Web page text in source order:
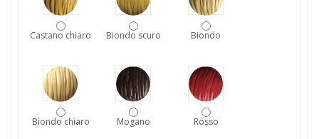
Castano chiaro Biondo scuro Biondo
Biondo chiaro Mogano Rosso